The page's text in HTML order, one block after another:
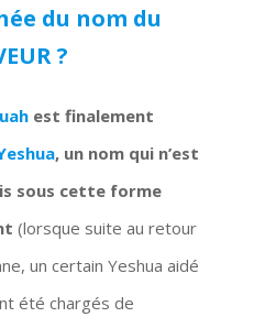
du nom du
?
est finalement
, un nom qui n’est
sous cette forme
(lorsque suite au retour
un certain Yeshua aidé
été chargés de